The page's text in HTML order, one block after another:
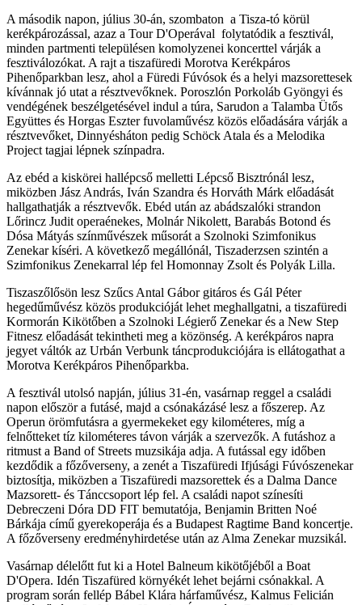
A második napon, július 30-án, szombaton a Tisza-tó körül
kerékpározással, azaz a Tour D'Operával folytatódik a fesztivál,
minden partmenti településen komolyzenei koncerttel várják a
fesztiválozókat. A rajt a tiszafüredi Morotva Kerékpáros
Pihenőparkban lesz, ahol a Füredi Fúvósok és a helyi mazsorettesek
kívánnak jó utat a résztvevőknek. Poroszlón Porkoláb Gyöngyi és
vendégének beszélgetésével indul a túra, Sarudon a Talamba Ütős
Együttes és Horgas Eszter fuvolaművész közös előadására várják a
résztvevőket, Dinnyésháton pedig Schöck Atala és a Melodika
Project tagjai lépnek színpadra.
Az ebéd a kiskörei hallépcső melletti Lépcső Bisztrónál lesz,
miközben Jász András, Iván Szandra és Horváth Márk előadását
hallgathatják a résztvevők. Ebéd után az abádszalóki strandon
Lőrincz Judit operaénekes, Molnár Nikolett, Barabás Botond és
Dósa Mátyás színművészek műsorát a Szolnoki Szimfonikus
Zenekar kíséri. A következő megállónál, Tiszaderzsen szintén a
Szimfonikus Zenekarral lép fel Homonnay Zsolt és Polyák Lilla.
Tiszaszőlősön lesz Szűcs Antal Gábor gitáros és Gál Péter
hegedűművész közös produkcióját lehet meghallgatni, a tiszafüredi
Kormorán Kikötőben a Szolnoki Légierő Zenekar és a New Step
Fitnesz előadását tekintheti meg a közönség. A kerékpáros napra
jegyet váltók az Urbán Verbunk táncprodukciójára is ellátogathat a
Morotva Kerékpáros Pihenőparkba.
A fesztivál utolsó napján, július 31-én, vasárnap reggel a családi
napon először a futásé, majd a csónakázásé lesz a főszerep. Az
Operun örömfutásra a gyermekeket egy kilométeres, míg a
felnőtteket tíz kilométeres távon várják a szervezők. A futáshoz a
ritmust a Band of Streets muzsikája adja. A futással egy időben
kezdődik a főzőverseny, a zenét a Tiszafüredi Ifjúsági Fúvószenekar
biztosítja, miközben a Tiszafüredi mazsorettek és a Dalma Dance
Mazsorett- és Tánccsoport lép fel. A családi napot színesíti
Debreczeni Dóra DD FIT bemutatója, Benjamin Britten Noé
Bárkája című gyerekoperája és a Budapest Ragtime Band koncertje.
A főzőverseny eredményhirdetése után az Alma Zenekar muzsikál.
Vasárnap délelőtt fut ki a Hotel Balneum kikötőjéből a Boat
D'Opera. Idén Tiszafüred környékét lehet bejárni csónakkal. A
program során fellép Bábel Klára hárfaművész, Kalmus Felicián